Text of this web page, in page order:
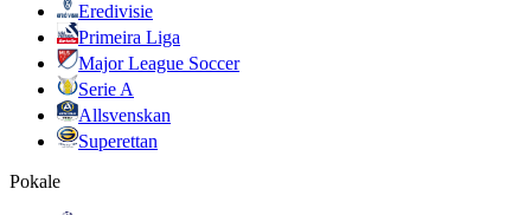
Eredivisie
Primeira Liga
Major League Soccer
Serie A
Allsvenskan
Superettan
Pokale